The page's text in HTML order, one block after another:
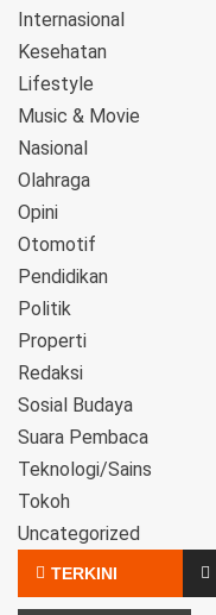
Internasional
Kesehatan
Lifestyle
Music & Movie
Nasional
Olahraga
Opini
Otomotif
Pendidikan
Politik
Properti
Redaksi
Sosial Budaya
Suara Pembaca
Teknologi/Sains
Tokoh
Uncategorized
TERKINI